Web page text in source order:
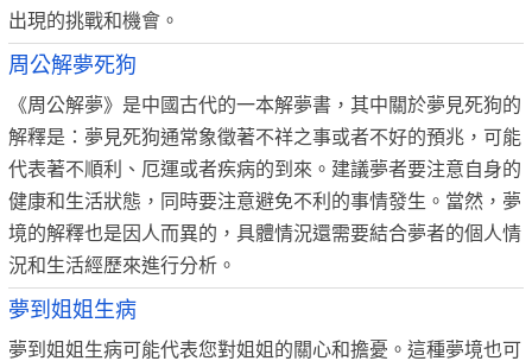
出現的挑戰和機會。
周公解夢死狗
《周公解夢》是中國古代的一本解夢書，其中關於夢見死狗的
解釋是：夢見死狗通常象徵著不祥之事或者不好的預兆，可能
代表著不順利、厄運或者疾病的到來。建議夢者要注意自身的
健康和生活狀態，同時要注意避免不利的事情發生。當然，夢
境的解釋也是因人而異的，具體情況還需要結合夢者的個人情
況和生活經歷來進行分析。
夢到姐姐生病
夢到姐姐生病可能代表您對姐姐的關心和擔憂。這種夢境也可